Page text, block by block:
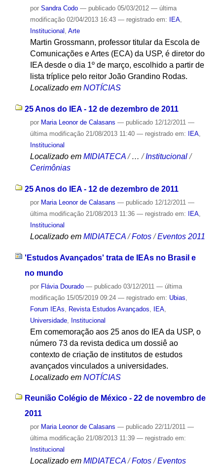
por Sandra Codo — publicado05/03/2012 — última
modificação02/04/2013 16:43 — registrado em: IEA,
Institucional , Arte
Martin Grossmann, professor titular da Escola de
Comunicações e Artes (ECA) da USP, é diretor do
IEA desde o dia 1º de março, escolhido a partir de
lista tríplice pelo reitor João Grandino Rodas.
Localizado em NOTÍCIAS
25 Anos do IEA - 12 de dezembro de 2011
por Maria Leonor de Calasans — publicado12/12/2011 —
última modificação21/08/2013 11:40 — registrado em: IEA,
Institucional
Localizado em MIDIATECA /…/Institucional /
Cerimônias
25 Anos do IEA - 12 de dezembro de 2011
por Maria Leonor de Calasans — publicado12/12/2011 —
última modificação21/08/2013 11:36 — registrado em: IEA,
Institucional
Localizado em MIDIATECA /Fotos /Eventos 2011
'Estudos Avançados' trata de IEAs no Brasil e
no mundo
por Flávia Dourado — publicado03/12/2011 — última
modificação15/05/2019 09:24 — registrado em: Ubias
Forum IEAs
Revista Estudos Avançados IEA,
Universidade, Institucional
Em comemoração aos 25 anos do IEA da USP, o
número 73 da revista dedica um dossiê ao
contexto de criação de institutos de estudos
avançados vinculados a universidades.
Localizado em NOTÍCIAS
Reunião Colégio de México - 22 de novembro de
2011
por Maria Leonor de Calasans — publicado22/11/2011 —
última modificação21/08/2013 11:39 — registrado em:
Institucional
Localizado em MIDIATECA /Fotos /Eventos